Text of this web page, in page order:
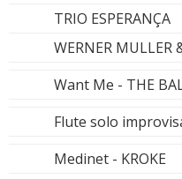
TRIO ESPERANÇA
WERNER MULLER
Want Me - THE
Flute solo
Medinet - KROKE